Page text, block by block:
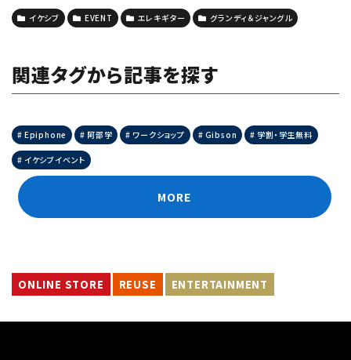
イケシブ EVENT エレキギター グランディ＆ジャングル
関連タグから記事を探す
Epiphone 阿部学 ワークショップ Gibson 学割・学生無料
イケシブイベント
MORE
ONLINE STORE REUSE ENTERTAINMENT